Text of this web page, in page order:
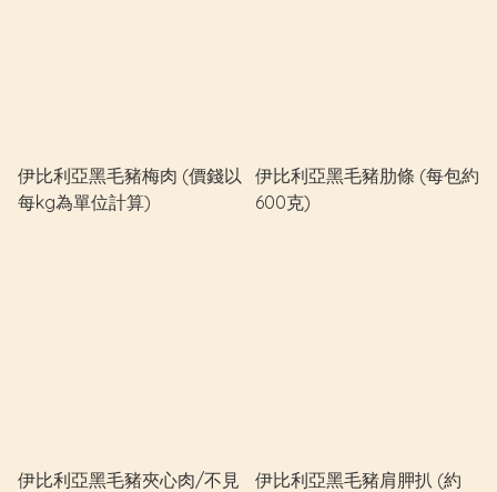
伊比利亞黑毛豬梅肉 (價錢以
每kg為單位計算)
伊比利亞黑毛豬肋條 (每包約
600克)
伊比利亞黑毛豬夾心肉/不見
伊比利亞黑毛豬肩胛扒 (約